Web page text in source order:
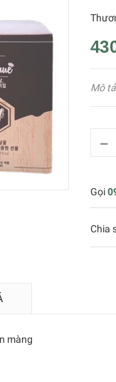
Mô
Gọi
Chia
màng